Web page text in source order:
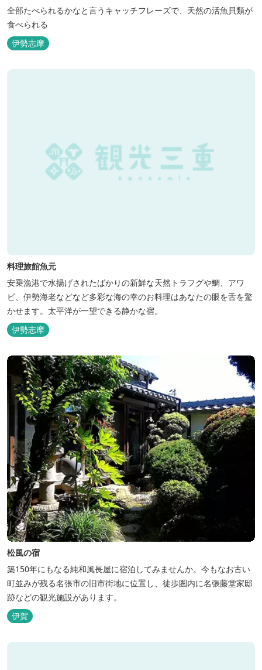
全部たべられるかなと言うキャッチフレーズで、天然の活魚貝類が
食べられる
伊勢志摩
料理旅館魚元
安乗漁港で水揚げされたばかりの新鮮な天然トラフグや鯛、アワ
ビ、伊勢海老などなど多彩な海の幸のお料理はあなたの眼を舌を驚
かせます。太平洋が一望できる静かな宿。
伊勢志摩
松風の宿
築150年にもなる純和風長屋に宿泊してみませんか。今もなお古い
町並みが残る名張市の旧市街地に位置し、徒歩圏内に名張藤堂家邸
跡などの観光施設があります。
伊賀